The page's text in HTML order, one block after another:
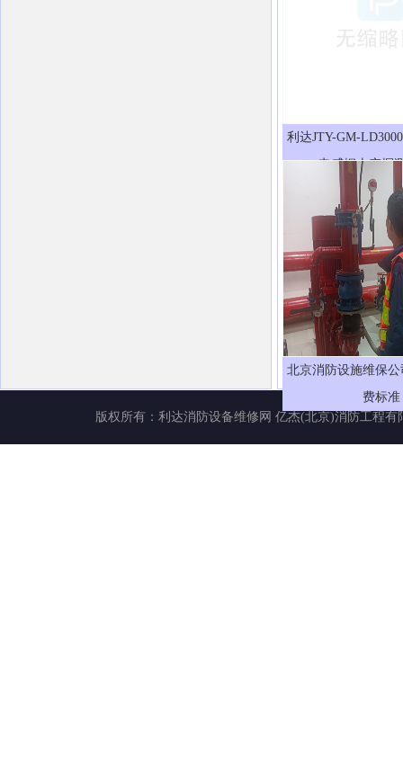
利达JTY-GM-
电感烟火灾探
北京消防设施维保
费标准
版权所有： 利达消防设备维修网 亿杰(北京)消防工程有